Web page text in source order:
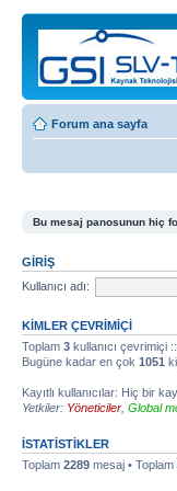
Forum ana sayfa
Bu mesaj panosunun hiç
GIRIŞ
Kullanıcı adı:
KIMLER ÇEVRIMIÇI
Toplam 3 kullanıcı çevrimiçi
Bugüne kadar en çok 1051
Kayıtlı kullanıcılar: Hiç bir
Yetkiler: Yöneticiler Global
İSTATISTIKLER
Toplam 2289 mesaj • Toplam